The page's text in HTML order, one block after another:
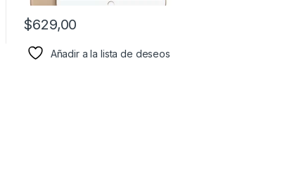
$629,00
Añadir a la lista de deseos